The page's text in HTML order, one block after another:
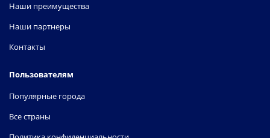
Наши преимущества
Наши партнеры
Контакты
Пользователям
Популярные города
Все страны